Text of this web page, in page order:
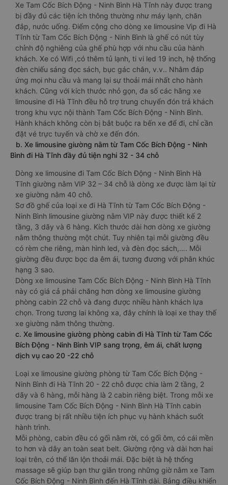
Xe Tam Cốc Bích Động - Ninh Bình Hà Tĩnh này được trang
bị đầy đủ các tiện ích thông thường như máy lạnh, chăn
đắp, nước uống. Điểm cộng cho dòng xe limousine Vip đi Hà
Tĩnh từ Tam Cốc Bích Động - Ninh Bình là ghế có nút tùy
chỉnh độ nghiêng của ghế phù hợp với nhu cầu của hành
khách. Xe có Wifi ,có thêm tủ lạnh, ti vi led 19 inch, hệ thống
đèn chiếu sáng đọc sách, bục gác chân, v.v.. Nhằm đáp
ứng mọi nhu cầu và mang lại sự thoải mái nhất cho hành
khách. Cũng với kích thước nhỏ gọn, đa số các hãng xe
limousine đi Hà Tĩnh đều hỗ trợ trung chuyển đón trả khách
trong khu vực nội thành Tam Cốc Bích Động - Ninh Bình.
Hành khách không còn bị bắt buộc ra bến xe để đi, chỉ cần
đặt vé trực tuyến và chờ xe đến đón.
b. Xe limousine giường nằm từ Tam Cốc Bích Động - Ninh
Bình đi Hà Tĩnh đầy đủ tiện nghi 32 - 34 chỗ
Dòng xe limousine đi Tam Cốc Bích Động - Ninh Bình Hà
Tĩnh giường nằm VIP 32 – 34 chỗ là dòng xe được làm lại từ
xe giường nằm 40 chỗ.
Sơ đồ ghế của loại xe đi Hà Tĩnh từ Tam Cốc Bích Động -
Ninh Bình limousine giường nằm VIP này được thiết kế 2
tầng, 3 dãy và 6 hàng. Kích thước dài hơn dòng xe giường
nằm thông thường một chút. Tuy nhiên tại mỗi giường đều
có rèm che riêng, màn hình led, và đèn đọc sách,…. Mỗi
giường đều được bọc da êm ái, tương đương với phân khúc
hạng 3 sao.
Dòng xe limousine Tam Cốc Bích Động - Ninh Bình Hà Tĩnh
này có giá cả phải chăng hơn dòng xe limousine giường
phòng cabin 22 chỗ và đang được nhiều hành khách lựa
chọn. Trong tương lai không xa, đây chính là loại xe thay thế
xe giường nằm thông thường.
c. Xe limousine giường phòng cabin đi Hà Tĩnh từ Tam Cốc
Bích Động - Ninh Bình VIP sang trọng, êm ái, chất lượng
dịch vụ cao 20 -22 chỗ
Loại xe limousine giường phòng từ Tam Cốc Bích Động -
Ninh Bình đi Hà Tĩnh 20 - 22 chỗ được chia làm 2 tầng, 2
dãy và 6 hàng, mỗi hàng là 2 cabin riêng biệt. Trong mỗi xe
limousine Tam Cốc Bích Động - Ninh Bình Hà Tĩnh cabin
được trang bị rất nhiều tiện ích phục vụ hành khách suốt
hành trình.
Mỗi phòng, cabin đều có gối nằm rời, có gối ôm, có cái mền
to hơn và dây an toàn seat belt. Giường rộng và dài hơn hai
loại trên, có thể lăn lộn thoải mái. Đặc biệt là hệ thống
massage sẽ giúp bạn thư giãn trong những giờ nằm xe Tam
Cốc Bích Động - Ninh Bình đến Hà Tĩnh dài. Bảng điều khiển